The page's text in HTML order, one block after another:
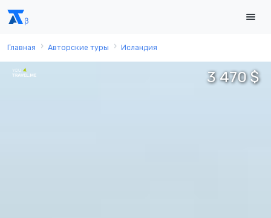
Главная Авторские туры Исландия
3 470 $